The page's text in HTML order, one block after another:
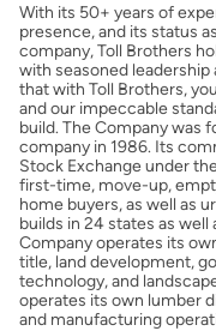
Obtener
Calcular mi hipoteca
Obtener
Preparar
Seguro de
With its 50+ years of
presence, and its status
company, Toll Brothers
with seasoned
that with Toll Brothers,
and our impeccable
build. The Company was
company in 1986. Its
Stock Exchange under
first-time, move-up,
home buyers, as well as
builds in 24 states as
Company operates its
title, land development,
technology, and
operates its own lumber
and manufacturing